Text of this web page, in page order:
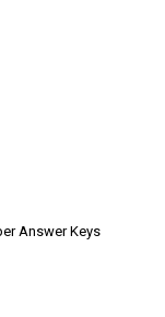
Answer Keys